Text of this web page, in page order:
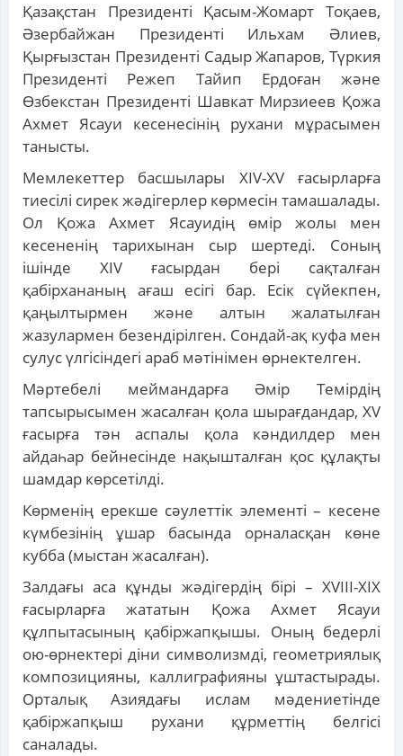
Қазақстан Президенті Қасым-Жомарт Тоқаев,
Әзербайжан Президенті Ильхам Әлиев,
Қырғызстан Президенті Садыр Жапаров, Түркия
Президенті Режеп Тайип Ердоған және
Өзбекстан Президенті Шавкат Мирзиеев Қожа
Ахмет Ясауи кесенесінің рухани мұрасымен
танысты.
Мемлекеттер басшылары XIV-XV ғасырларға
тиесілі cирек жәдігерлер көрмесін тамашалады.
Ол Қожа Ахмет Ясауидің өмір жолы мен
кесененің тарихынан сыр шертеді. Соның
ішінде XIV ғасырдан бері сақталған
қабірхананың ағаш есігі бар. Есік сүйекпен,
қаңылтырмен және алтын жалатылған
жазулармен безендірілген. Сондай-ақ куфа мен
сулус үлгісіндегі араб мәтінімен өрнектелген.
Мәртебелі меймандарға Әмір Темірдің
тапсырысымен жасалған қола шырағдандар, XV
ғасырға тән аспалы қола кәндилдер мен
айдаһар бейнесінде нақышталған қос құлақты
шамдар көрсетілді.
Көрменің ерекше сәулеттік элементі – кесене
күмбезінің ұшар басында орналасқан көне
кубба (мыстан жасалған).
Залдағы аса құнды жәдігердің бірі – XVIII-XIX
ғасырларға жататын Қожа Ахмет Ясауи
құлпытасының қабіржапқышы. Оның бедерлі
ою-өрнектері діни символизмді, геометриялық
композицияны, каллиграфияны ұштастырады.
Орталық Азиядағы ислам мәдениетінде
қабіржапқыш рухани құрметтің белгісі
саналады.